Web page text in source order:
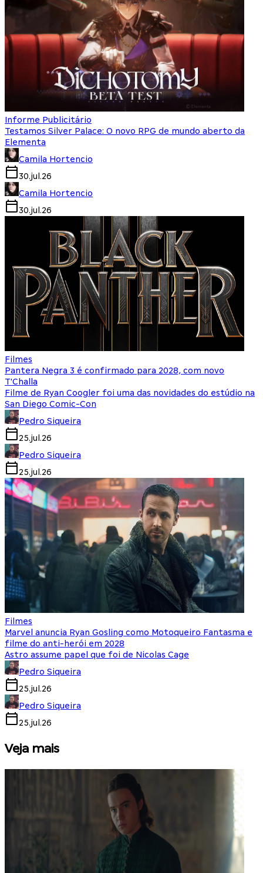
Informe Publicitário
Testamos Silver Palace: O novo RPG de mundo aberto da
Elementa
Camila Hortencio
30.jul.26
Camila Hortencio
30.jul.26
Filmes
Pantera Negra 3 é confirmado para 2028, com novo
T'Challa
Filme de Ryan Coogler foi uma das novidades do estúdio na
San Diego Comic-Con
Pedro Siqueira
25.jul.26
Pedro Siqueira
25.jul.26
Filmes
Marvel anuncia Ryan Gosling como Motoqueiro Fantasma e
filme do anti-herói em 2028
Astro assume papel que foi de Nicolas Cage
Pedro Siqueira
25.jul.26
Pedro Siqueira
25.jul.26
Veja mais